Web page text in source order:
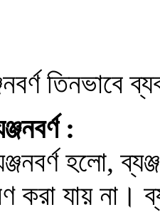
:
হলো,
করা যায় না।